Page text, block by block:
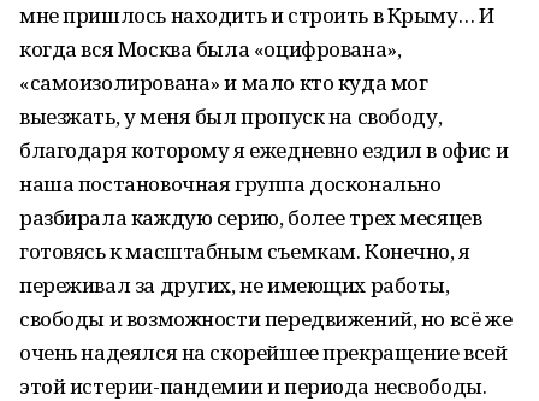
мне пришлось находить и строить в Крыму… И
когда вся Москва была «оцифрована»,
«самоизолирована» и мало кто куда мог
выезжать, у меня был пропуск на свободу,
благодаря которому я ежедневно ездил в офис и
наша постановочная группа досконально
разбирала каждую серию, более трех месяцев
готовясь к масштабным съемкам. Конечно, я
переживал за других, не имеющих работы,
свободы и возможности передвижений, но всё же
очень надеялся на скорейшее прекращение всей
этой истерии-пандемии и периода несвободы.